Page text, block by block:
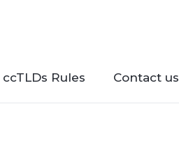
ccTLDs Rules Contact us